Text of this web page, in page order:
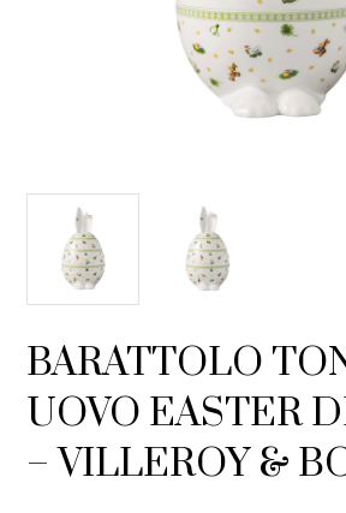
BARATTOLO
UOVO EASTER
– VILLEROY &